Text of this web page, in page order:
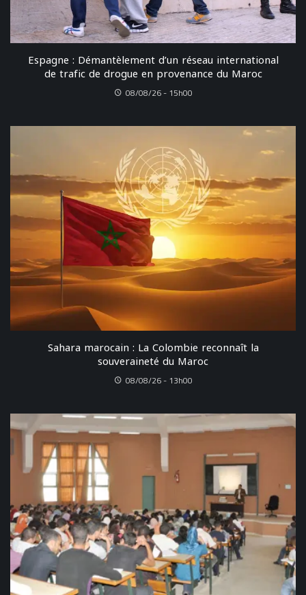
Espagne : Démantèlement d’un réseau international
de trafic de drogue en provenance du Maroc
08/08/26 - 15h00
Sahara marocain : La Colombie reconnaît la
souveraineté du Maroc
08/08/26 - 13h00